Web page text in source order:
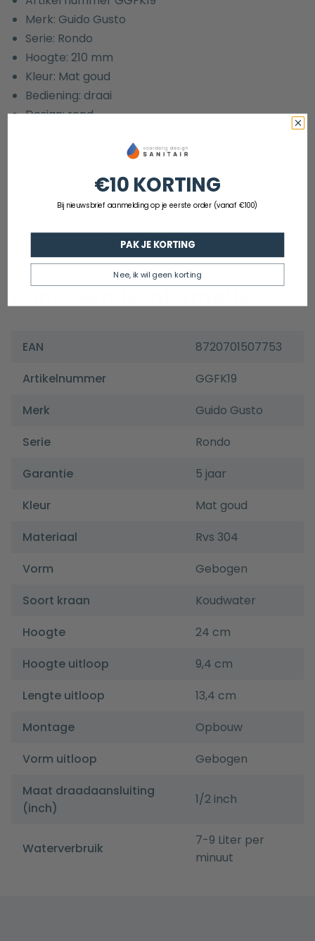
Merk: Guido Gusto
Serie: Rondo
Hoogte: 210 mm
Kleur: Mat goud
Bediening: draai
Design: rond
Diameter kraangat: 33 mm
Montage: bladmontage
Garantie: 5 jaar
Materiaal: Rvs 304
EAN
8720701507753
Artikelnummer
GGFK19
Merk
Guido Gusto
Serie
Rondo
Garantie
5 jaar
Kleur
Mat goud
Materiaal
Rvs 304
Vorm
Gebogen
Soort kraan
Koudwater
Hoogte
24 cm
Hoogte uitloop
9,4 cm
Lengte uitloop
13,4 cm
Montage
Opbouw
Vorm uitloop
Gebogen
Maat draadaansluiting
(inch)
1/2 inch
Waterverbruik
7-9 Liter per
minuut
€10 KORTING
Bij nieuwsbrief aanmelding op je eerste order (vanaf €100)
PAK JE KORTING
Nee, ik wil geen korting